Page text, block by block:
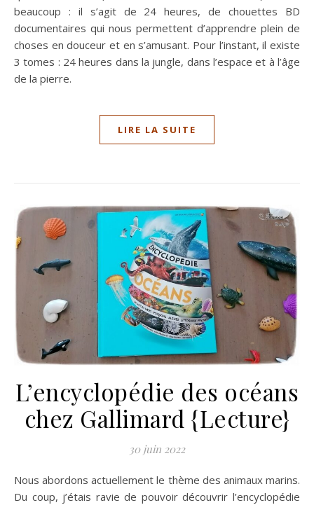
beaucoup : il s’agit de 24 heures, de chouettes BD
documentaires qui nous permettent d’apprendre plein de
choses en douceur et en s’amusant. Pour l’instant, il existe
3 tomes : 24 heures dans la jungle, dans l’espace et à l’âge
de la pierre.
LIRE LA SUITE
L’encyclopédie des océans
chez Gallimard {Lecture}
30 juin 2022
Nous abordons actuellement le thème des animaux marins.
Du coup, j’étais ravie de pouvoir découvrir l’encyclopédie